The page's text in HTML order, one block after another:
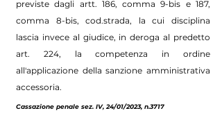
previste dagli artt. 186, comma 9-bis e 187,
comma 8-bis, cod.strada, la cui disciplina
lascia invece al giudice, in deroga al predetto
art. 224, la competenza in ordine
all'applicazione della sanzione amministrativa
accessoria.
Cassazione penale sez. IV, 24/01/2023, n.3717